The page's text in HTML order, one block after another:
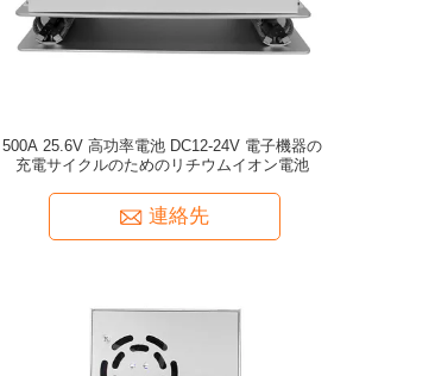
500A 25.6V 高功率電池 DC12-24V 電子機器の
充電サイクルのためのリチウムイオン電池
連絡先